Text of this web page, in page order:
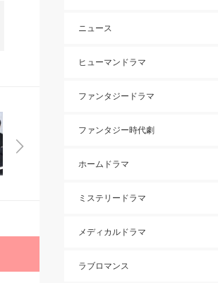
ニュース
ヒューマンドラマ
ファンタジードラマ
ファンタジー時代劇
ホームドラマ
ミステリードラマ
メディカルドラマ
ラブロマンス